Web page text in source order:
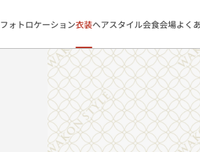
フォトロケーション衣装ヘアスタイル会食会場よく